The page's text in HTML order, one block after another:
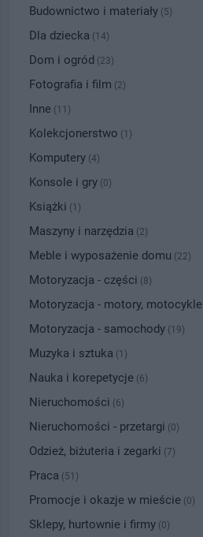
Budownictwo i materiały (5)
Dla dziecka (14)
Dom i ogród (23)
Fotografia i film (2)
Inne (11)
Kolekcjonerstwo (1)
Komputery (4)
Konsole i gry (0)
Książki (1)
Maszyny i narzędzia (2)
Meble i wyposażenie domu (22)
Motoryzacja - części (8)
Motoryzacja - motory, motocykle
Motoryzacja - samochody (19)
Muzyka i sztuka (1)
Nauka i korepetycje (6)
Nieruchomości (6)
Nieruchomości - przetargi (0)
Odzież, biżuteria i zegarki (7)
Praca (51)
Promocje i okazje w mieście (0)
Sklepy, hurtownie i firmy (0)